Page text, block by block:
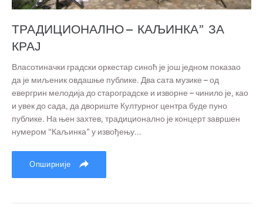
ТРАДИЦИОНАЛНО – КАЉИНКА” ЗА
КРАЈ
Власотиначки градски оркестар синоћ је још једном показао
да је миљеник овдашње публике. Два сата музике – од
евергрин мелодија до староградске и изворне – чинило је, као
и увек до сада, да двориште Културног центра буде пуно
публике. На њен захтев, традиционално је концерт завршен
нумером “Каљинка” у извођењу...
Опширније